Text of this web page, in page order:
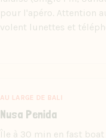
pour l'apéro. Attention
volent lunettes et
AU LARGE DE BALI
Nusa Penida
Île à 30 min en fast